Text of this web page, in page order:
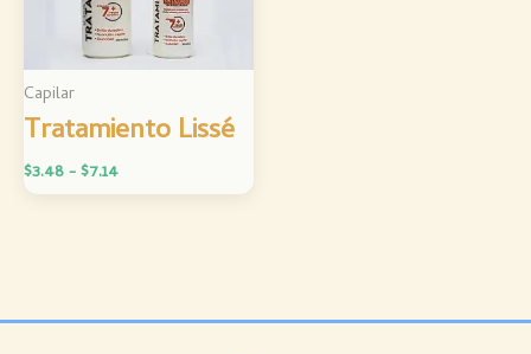
Capilar
Tratamiento Lissé
$3.48-$7.14